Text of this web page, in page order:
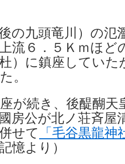
の九頭竜川）の氾
流６．５Ｋｍほど
）に鎮座していた
。
が続き、後醍醐
房公が北ノ荘斉屋
せて 「毛谷黒龍神
憶より）